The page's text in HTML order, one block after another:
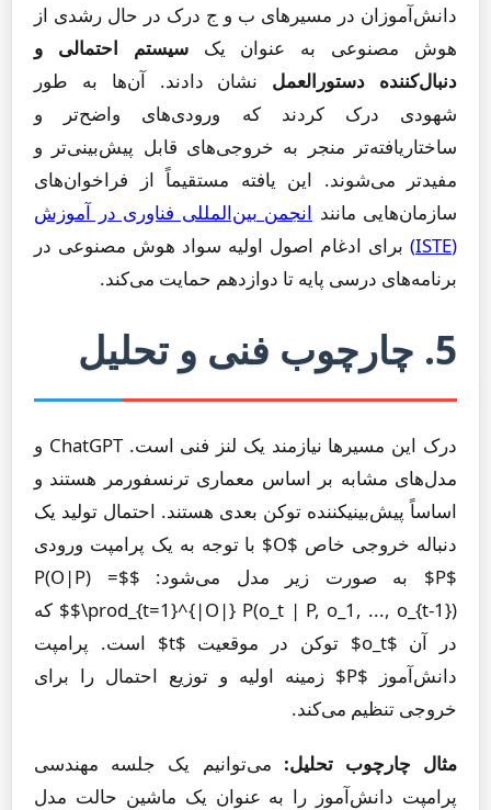
دانش‌آموزان در مسیرهای ب و ج درک در حال رشدی از
هوش مصنوعی به عنوان یکسیستم احتمالی و
دنبال‌کننده دستورالعمل نشان دادند. آن‌ها به طور
شهودی درک کردند که ورودی‌های واضح‌تر و
ساختاریافته‌تر منجر به خروجی‌های قابل پیش‌بینی‌تر و
مفیدتر می‌شوند. این یافته مستقیماً از فراخوان‌های
سازمان‌هایی مانند انجمن بین‌المللی فناوری در آموزش
(ISTE)
برای ادغام اصول اولیه سواد هوش مصنوعی در
برنامه‌های درسی پایه تا دوازدهم حمایت می‌کند.
5. چارچوب فنی و تحلیل
درک این مسیرها نیازمند یک لنز فنی است. ChatGPT و
مدل‌های مشابه بر اساس معماری ترنسفورمر هستند و
اساساً پیش‌بینیکننده توکن بعدی هستند. احتمال تولید یک
دنباله خروجی خاص $O$ با توجه به یک پرامپت ورودی
$P$ به صورت زیر مدل می‌شود: $$P(O|P) =
\prod_{t=1}^{|O|} P(o_t | P, o_1, ..., o_{t-1})$$ که
در آن $o_t$ توکن در موقعیت $t$ است. پرامپت
دانش‌آموز $P$ زمینه اولیه و توزیع احتمال را برای
خروجی تنظیم می‌کند.
مثال چارچوب تحلیل: می‌توانیم یک جلسه مهندسی
پرامپت دانش‌آموز را به عنوان یک ماشین حالت مدل